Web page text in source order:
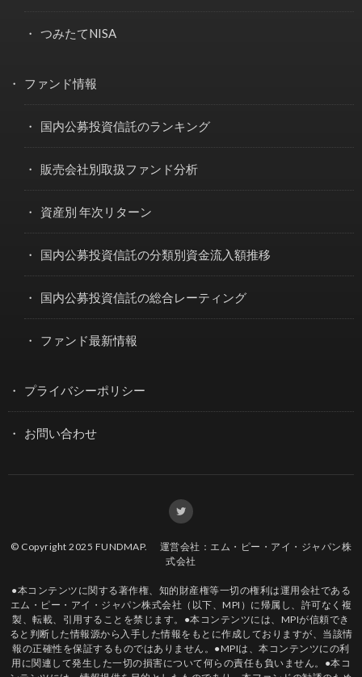
つみたてNISA
ファンド情報
国内公募投資信託のランキング
販売会社別取扱ファンド分析
資産別 年次リターン
国内公募投資信託の分類別資金流入額推移
国内公募投資信託の総合レーティング
ファンド最新情報
プライバシーポリシー
お問い合わせ
© Copyright 2025 FUNDMAP. 運営会社：エム・ピー・アイ・ジャパン株
式会社
●本コンテンツに関する著作権、知的財産権等一切の権利は運用会社である
エム・ピー・アイ・ジャパン株式会社（以下、MPI）に帰属し、許可なく複
製、転載、引用することを禁じます。●本コンテンツには、MPIが信頼でき
ると判断した情報源から入手した情報をもとに作成しておりますが、当該情
報の正確性を保証するものではありません。●MPIは、本コンテンツにの利
用に関連して発生した一切の損害について何らの責任も負いません。●本コ